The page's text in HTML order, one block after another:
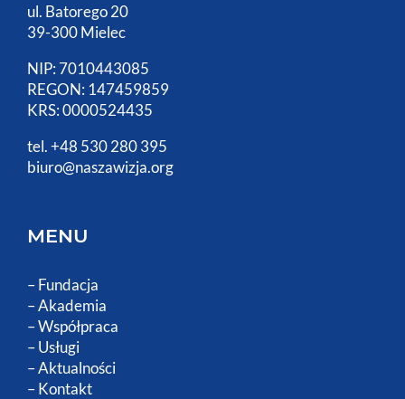
ul. Batorego 20
39-300 Mielec
NIP: 7010443085
REGON: 147459859
KRS: 0000524435
tel. +48 530 280 395
biuro@naszawizja.org
MENU
–Fundacja
–Akademia
–Współpraca
–Usługi
–Aktualności
–Kontakt